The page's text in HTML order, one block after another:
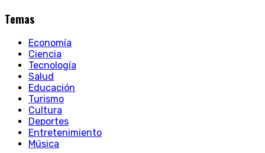
Temas
Economía
Ciencia
Tecnología
Salud
Educación
Turismo
Cultura
Deportes
Entretenimiento
Música